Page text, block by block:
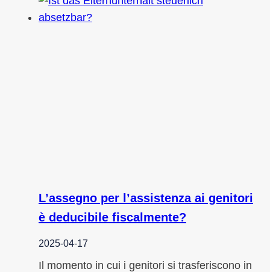
L’assegno per l’assistenza ai genitori
è deducibile fiscalmente?
2025-04-17
Il momento in cui i genitori si trasferiscono in